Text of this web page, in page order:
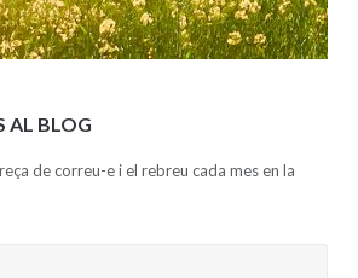
AL BLOG
de correu-e i el rebreu cada mes en la